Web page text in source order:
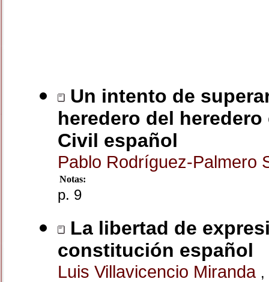
Un intento de
heredero del
Civil español
Pablo Rodríguez-Palmero
Notas:
p. 9
La libertad de
constitución español
Luis Villavicencio Miranda ,